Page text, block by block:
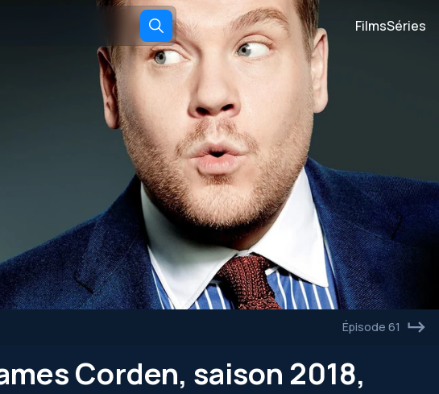
FilmsSéries
Épisode 61
Corden, saison 2018,